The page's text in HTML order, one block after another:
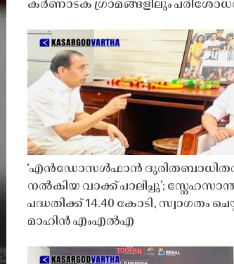
കർണാടക ഗ്രാമങ്ങളിലും
‘എൻഡോസൾഫാൻ
നൽകിയ വാക്ക് പാലിച്ചു’;
പദ്ധതിക്ക് 14.40 കോടി, സ്വാഗതം
മാഹിൻ എംഎൽഎ